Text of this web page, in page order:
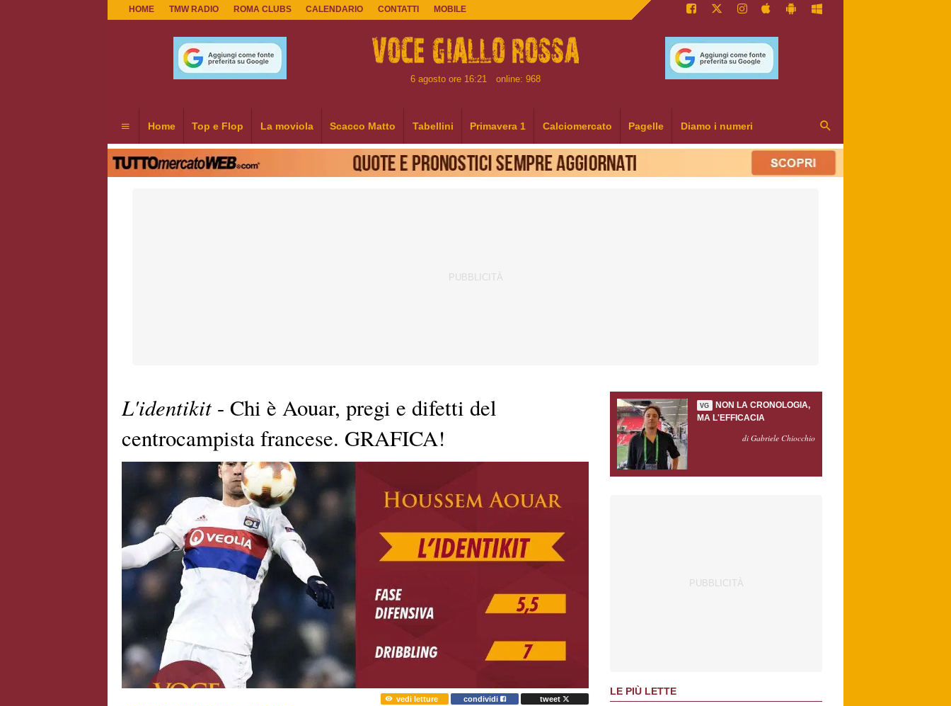
HOME TMW RADIO ROMA CLUBS CALENDARIO CONTATTI MOBILE
6 agosto ore 16:21 online: 968
Home Top e Flop La moviola Scacco Matto Tabellini Primavera 1 Calciomercato Pagelle Diamo i numeri
L'identikit - Chi è Aouar, pregi e difetti del
centrocampista francese. GRAFICA!
vedi letture condividi
tweet
VG
NON LA CRONOLOGIA,
MA L'EFFICACIA
di Gabriele Chiocchio
LE PIÙ LETTE